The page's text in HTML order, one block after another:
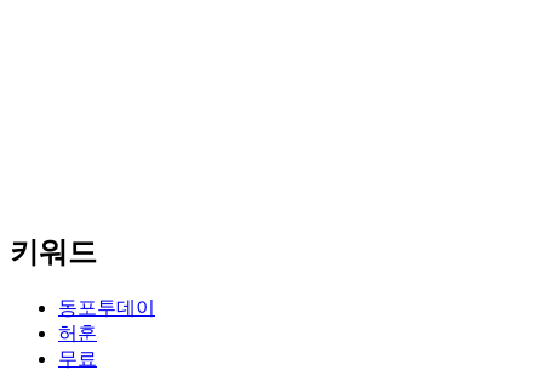
키워드
동포투데이
허훈
무료